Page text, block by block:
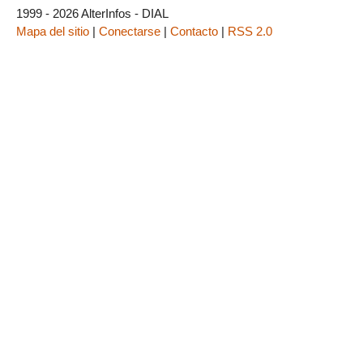
1999 - 2026 AlterInfos - DIAL
Mapa del sitio | Conectarse | Contacto | RSS 2.0